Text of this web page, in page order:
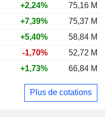
+2,24%
75,16 M
+7,39%
75,37 M
+5,40%
58,84 M
-1,70%
52,72 M
+1,73% 66,84 M
Plus de cotations